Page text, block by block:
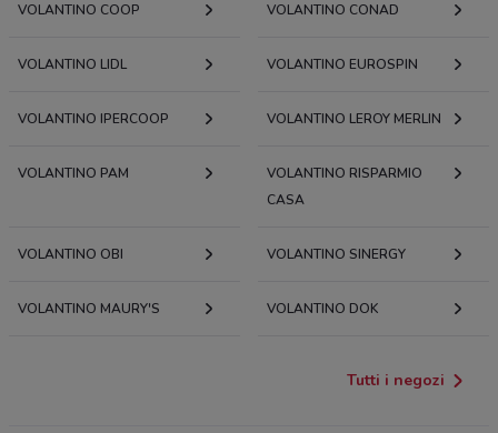
VOLANTINO COOP VOLANTINO CONAD
VOLANTINO LIDL VOLANTINO EUROSPIN
VOLANTINO IPERCOOP VOLANTINO LEROY MERLIN
VOLANTINO PAM
VOLANTINO RISPARMIO
CASA
VOLANTINO OBI VOLANTINO SINERGY
VOLANTINO MAURY'S VOLANTINO DOK
Tutti i negozi